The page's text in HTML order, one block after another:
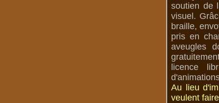
soutien de
visuel.
braille,
pris en
aveugles
licence
Au lieu
veulent